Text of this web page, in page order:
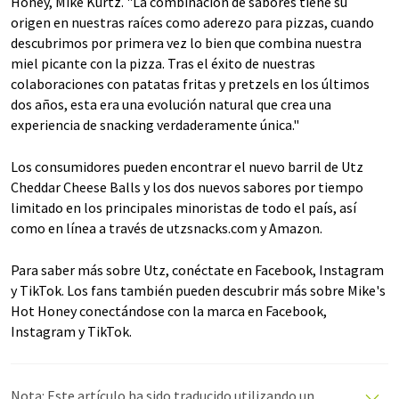
origen en nuestras raíces como aderezo para pizzas, cuando
descubrimos por primera vez lo bien que combina nuestra
miel picante con la pizza. Tras el éxito de nuestras
colaboraciones con patatas fritas y pretzels en los últimos
dos años, esta era una evolución natural que crea una
experiencia de snacking verdaderamente única."
Los consumidores pueden encontrar el nuevo barril de Utz
Cheddar Cheese Balls y los dos nuevos sabores por tiempo
limitado en los principales minoristas de todo el país, así
como en línea a través de utzsnacks.com y Amazon.
Para saber más sobre Utz, conéctate en Facebook, Instagram
y TikTok. Los fans también pueden descubrir más sobre Mike's
Hot Honey conectándose con la marca en Facebook,
Instagram y TikTok.